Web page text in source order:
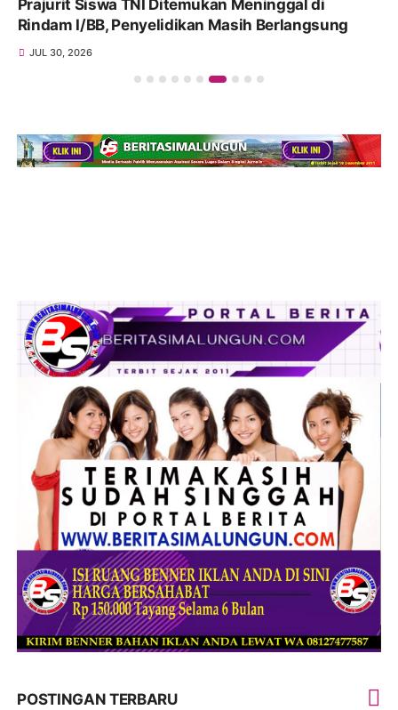
Ditemukan Meninggal di
Masih Berlangsung
Pesta OLOB-OLOB
Ukir Rekor MURI
POSTINGAN TERBARU